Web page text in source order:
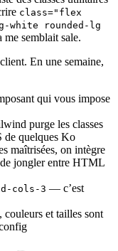
class="flex
white rounded-lg
semblait sale.
En une semaine,
qui vous impose
purge les classes
de quelques Ko
maîtrisées, on intègre
jongler entre HTML
cols-3 — c’est
couleurs et tailles sont